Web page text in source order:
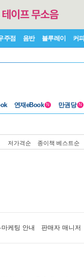
주점 음반 블루레이 커피
연재eBook N 만권당 N
저가격순 종이책 베스트순
마케팅 안내 판매자 매니저